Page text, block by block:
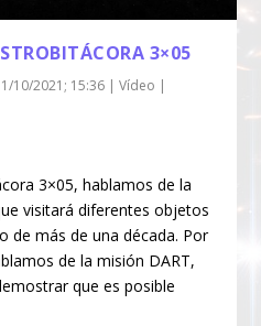
3×05
10/2021; 15:36 |Vídeo |
3×05, hablamos de la
visitará diferentes objetos
de más de una década. Por
de la misión DART,
que es posible